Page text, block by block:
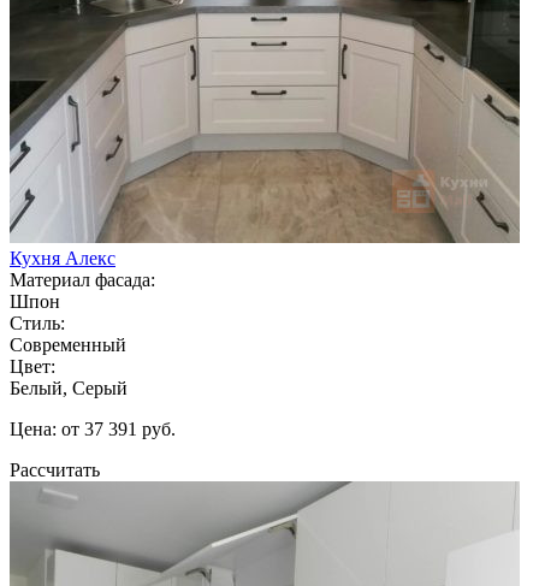
Кухня Алекс
Материал фасада:
Шпон
Стиль:
Современный
Цвет:
Белый, Серый
Цена: от 37 391 руб.
Рассчитать